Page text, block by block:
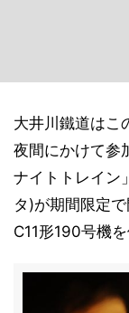
大井川鐵道はこ
夜間にかけて参
ナイトトレイン
タ)が期間限定
C11形190号機